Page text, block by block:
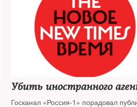
Убить иностранного
Госканал «Россия-1» порадовал